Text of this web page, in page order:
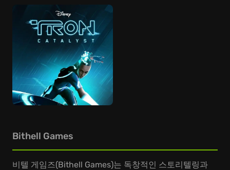
Bithell Games
비텔 게임즈(Bithell Games)는 독창적인 스토리텔링과